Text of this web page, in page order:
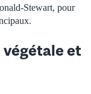
Stewart, pour
et